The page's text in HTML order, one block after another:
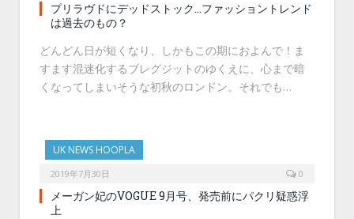
プリラヴドにデッドストック…ファッショントレンド
は過去のもの？
どんどん日が短くなり、しかもこの期におよんで！ま
すます混迷化するブレグジットのゆくえに、心まで暗
くなってしまいそうな初秋のロンドン。それでも…
UK NEWS HOOPLA
2019年7月30日 0
メーガン妃のVOGUE 9月号、発売前にパクリ疑惑浮
上